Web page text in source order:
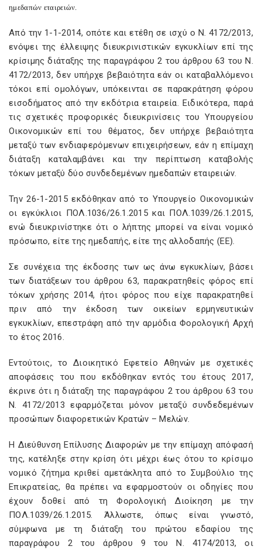
ημεδαπών εταιρειών.
Από την 1-1-2014, οπότε και ετέθη σε ισχύ ο Ν. 4172/2013,
ενόψει της έλλειψης διευκρινιστικών εγκυκλίων επί της
κρίσιμης διάταξης της παραγράφου 2 του άρθρου 63 του Ν.
4172/2013, δεν υπήρχε βεβαιότητα εάν οι καταβαλλόμενοι
τόκοι επί ομολόγων, υπόκεινται σε παρακράτηση φόρου
εισοδήματος από την εκδότρια εταιρεία. Ειδικότερα, παρά
τις σχετικές προφορικές διευκρινίσεις του Υπουργείου
Οικονομικών επί του θέματος, δεν υπήρχε βεβαιότητα
μεταξύ των ενδιαφερόμενων επιχειρήσεων, εάν η επίμαχη
διάταξη καταλαμβάνει και την περίπτωση καταβολής
τόκων μεταξύ δύο συνδεδεμένων ημεδαπών εταιρειών.
Την 26-1-2015 εκδόθηκαν από το Υπουργείο Οικονομικών
οι εγκύκλιοι ΠΟΛ.1036/26.1.2015 και ΠΟΛ.1039/26.1.2015,
ενώ διευκρινίστηκε ότι ο λήπτης μπορεί να είναι νομικό
πρόσωπο, είτε της ημεδαπής, είτε της αλλοδαπής (ΕΕ).
Σε συνέχεια της έκδοσης των ως άνω εγκυκλίων, βάσει
των διατάξεων του άρθρου 63, παρακρατηθείς φόρος επί
τόκων χρήσης 2014, ήτοι φόρος που είχε παρακρατηθεί
πριν από την έκδοση των οικείων ερμηνευτικών
εγκυκλίων, επεστράφη από την αρμόδια Φορολογική Αρχή
το έτος 2016.
Εντούτοις, το Διοικητικό Εφετείο Αθηνών με σχετικές
αποφάσεις του που εκδόθηκαν εντός του έτους 2017,
έκρινε ότι η διάταξη της παραγράφου 2 του άρθρου 63 του
Ν. 4172/2013 εφαρμόζεται μόνον μεταξύ συνδεδεμένων
προσώπων διαφορετικών Κρατών – Μελών.
Η Διεύθυνση Επίλυσης Διαφορών με την επίμαχη απόφασή
της, κατέληξε στην κρίση ότι μέχρι έως ότου το κρίσιμο
νομικό ζήτημα κριθεί αμετάκλητα από το Συμβούλιο της
Επικρατείας, θα πρέπει να εφαρμοστούν οι οδηγίες που
έχουν δοθεί από τη Φορολογική Διοίκηση με την
ΠΟΛ.1039/26.1.2015. Άλλωστε, όπως είναι γνωστό,
σύμφωνα με τη διάταξη του πρώτου εδαφίου της
παραγράφου 2 του άρθρου 9 του Ν. 4174/2013, οι